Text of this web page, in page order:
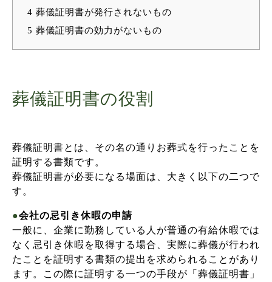
4 葬儀証明書が発行されないもの
5 葬儀証明書の効力がないもの
葬儀証明書の役割
葬儀証明書とは、その名の通りお葬式を行ったことを
証明する書類です。
葬儀証明書が必要になる場面は、大きく以下の二つで
す。
●会社の忌引き休暇の申請
一般に、企業に勤務している人が普通の有給休暇では
なく忌引き休暇を取得する場合、実際に葬儀が行われ
たことを証明する書類の提出を求められることがあり
ます。この際に証明する一つの手段が「葬儀証明書」